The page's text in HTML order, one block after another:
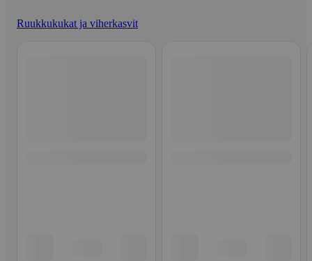
Ruukkukukat ja viherkasvit